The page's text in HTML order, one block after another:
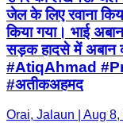
जेल के लिए रवाना
किया गया। भाई
सड़क हादसे में अबान
#AtiqAhmad
#अतीकअहमद
Orai, Jalaun | Aug 8,